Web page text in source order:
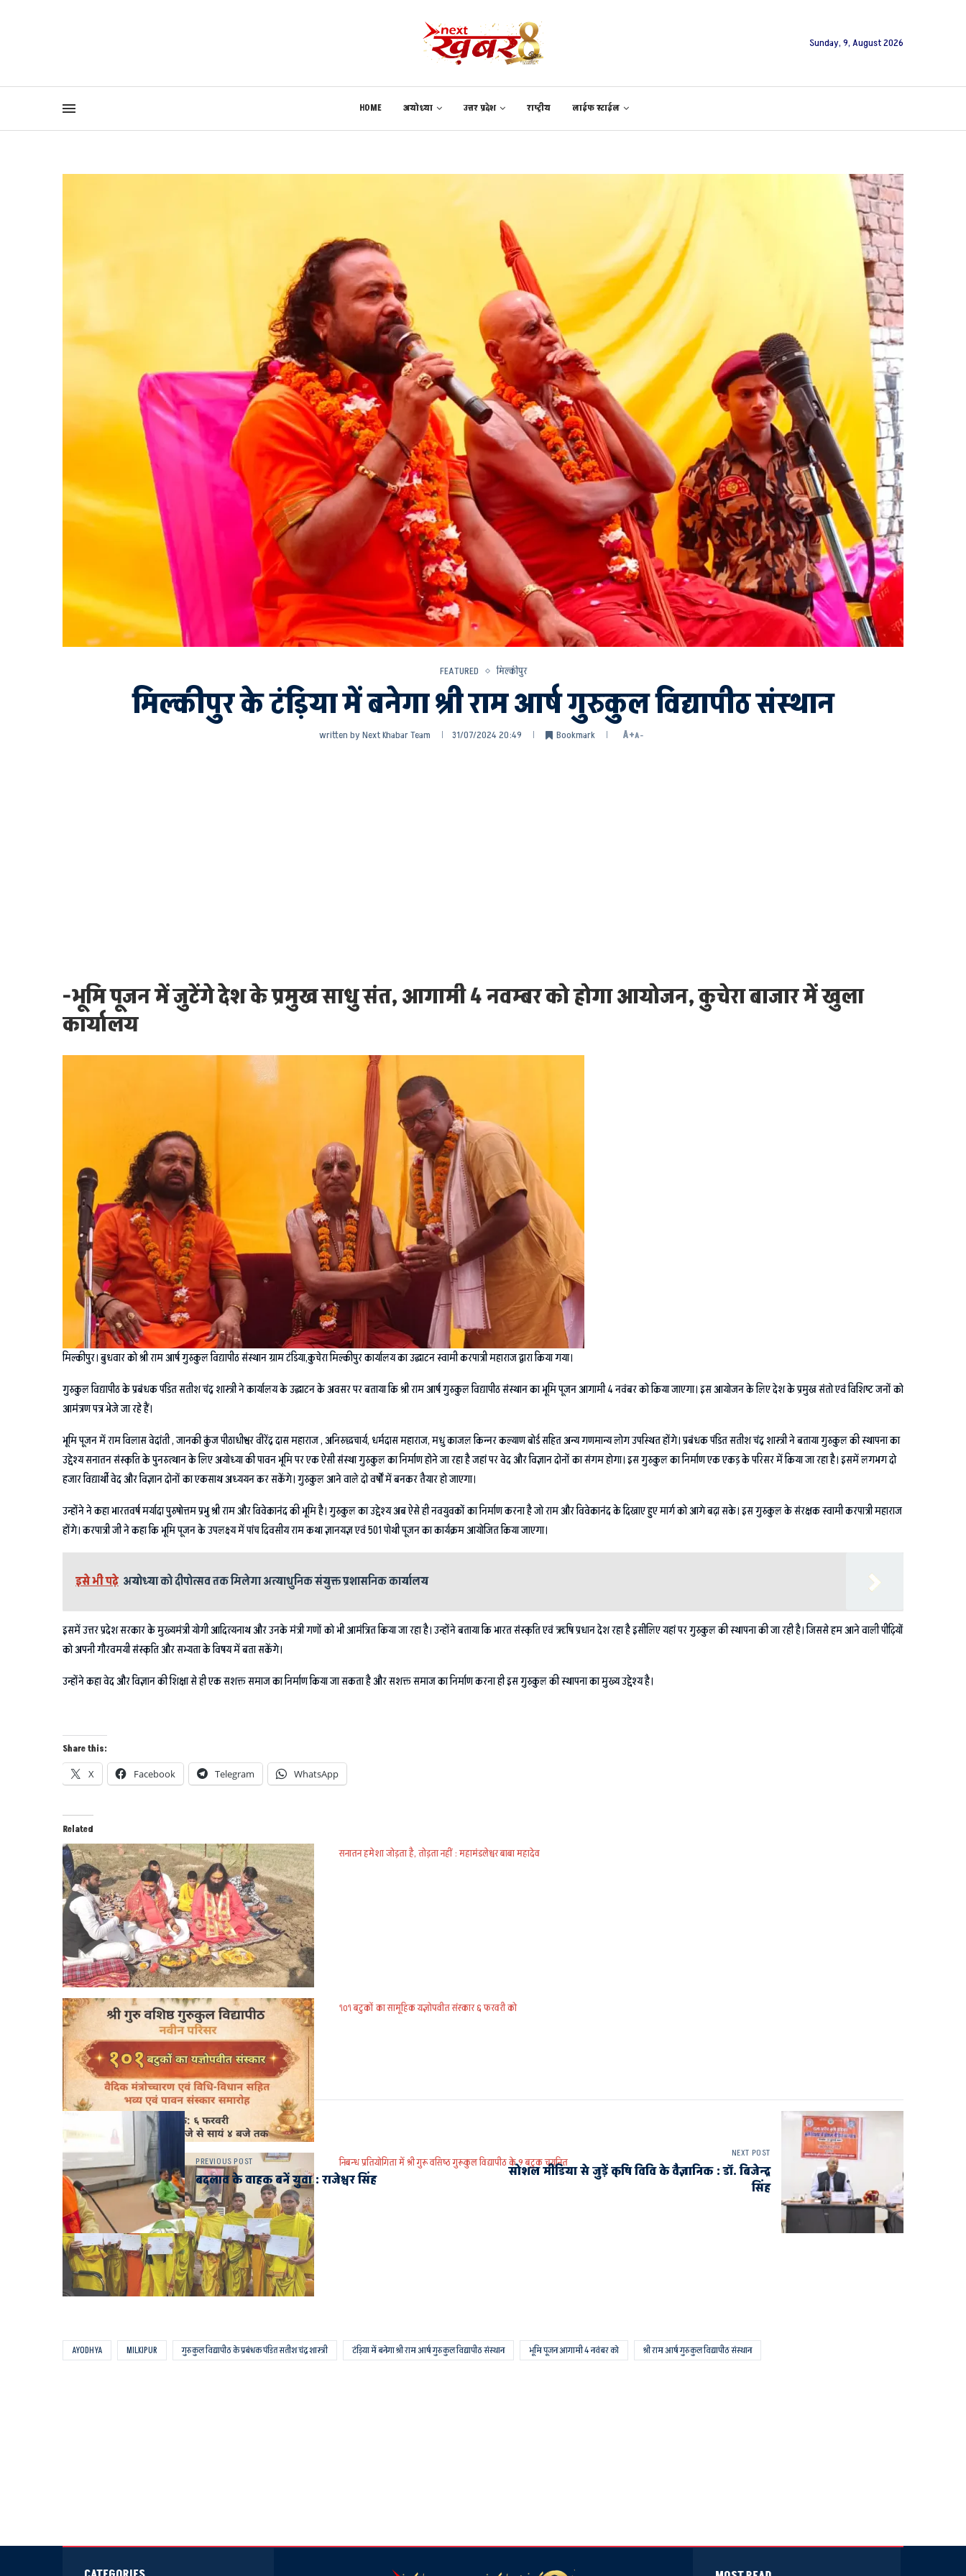
Sunday, 9, August 2026
HOME अयोध्या उत्तर प्रदेश राष्ट्रीय लाईफ स्टाईल
FEATURED मिल्कीपुर
मिल्कीपुर के टंड़िया में बनेगा श्री राम आर्ष गुरुकुल विद्यापीठ संस्थान
written byNext Khabar Team 31/07/2024 20:49 Bookmark A+A-
-भूमि पूजन में जुटेंगे देश के प्रमुख साधु संत, आगामी 4 नवम्बर को होगा आयोजन, कुचेरा बाजार में खुला
कार्यालय
मिल्कीपुर। बुधवार को श्री राम आर्ष गुरुकुल विद्यापीठ संस्थान ग्राम टंडिया,कुचेरा मिल्कीपुर कार्यालय का उद्घाटन स्वामी करपात्री महाराज द्वारा किया गया।
गुरुकुल विद्यापीठ के प्रबंधक पंडित सतीश चंद्र शास्त्री ने कार्यालय के उद्घाटन के अवसर पर बताया कि श्री राम आर्ष गुरुकुल विद्यापीठ संस्थान का भूमि पूजन आगामी 4 नवंबर को किया जाएगा। इस आयोजन के लिए देश के प्रमुख संतो एवं विशिष्ट जनों को
आमंत्रण पत्र भेजे जा रहे हैं।
भूमि पूजन में राम विलास वेदांती , जानकी कुंज पीठाधीश्वर वीरेंद्र दास महाराज , अनिरुद्धचार्य, धर्मदास महाराज, मधु काजल किन्नर कल्याण बोर्ड सहित अन्य गणमान्य लोग उपस्थित होंगे। प्रबंधक पंडित सतीश चंद्र शास्त्री ने बताया गुरुकुल की स्थापना का
उद्देश्य सनातन संस्कृति के पुनरुत्थान के लिए अयोध्या की पावन भूमि पर एक ऐसी संस्था गुरुकुल का निर्माण होने जा रहा है जहां पर वेद और विज्ञान दोनों का संगम होगा। इस गुरुकुल का निर्माण एक एकड़ के परिसर में किया जा रहा है। इसमें लगभग दो
हजार विद्यार्थी वेद और विज्ञान दोनों का एकसाथ अध्ययन कर सकेंगे। गुरुकुल आने वाले दो वर्षों में बनकर तैयार हो जाएगा।
उन्होंने ने कहा भारतवर्ष मर्यादा पुरुषोत्तम प्रभु श्री राम और विवेकानंद की भूमि है। गुरुकुल का उद्देश्य अब ऐसे ही नवयुवकों का निर्माण करना है जो राम और विवेकानंद के दिखाए हुए मार्ग को आगे बढ़ा सके। इस गुरुकुल के संरक्षक स्वामी करपात्री महाराज
होंगे। करपात्री जी ने कहा कि भूमि पूजन के उपलक्ष्य में पांच दिवसीय राम कथा ज्ञानयज्ञ एवं 501 पोथी पूजन का कार्यक्रम आयोजित किया जाएगा।
इसे भी पढ़े अयोध्या को दीपोत्सव तक मिलेगा अत्याधुनिक संयुक्त प्रशासनिक कार्यालय
इसमें उत्तर प्रदेश सरकार के मुख्यमंत्री योगी आदित्यनाथ और उनके मंत्री गणों को भी आमंत्रित किया जा रहा है। उन्होंने बताया कि भारत संस्कृति एवं ऋषि प्रधान देश रहा है इसीलिए यहां पर गुरुकुल की स्थापना की जा रही है। जिससे हम आने वाली पीढ़ियों
को अपनी गौरवमयी संस्कृति और सभ्यता के विषय में बता सकेंगे।
उन्होंने कहा वेद और विज्ञान की शिक्षा से ही एक सशक्त समाज का निर्माण किया जा सकता है और सशक्त समाज का निर्माण करना ही इस गुरुकुल की स्थापना का मुख्य उद्देश्य है।
Share this:
X Facebook Telegram WhatsApp
Related
सनातन हमेशा जोड़ता है, तोड़ता नहीं : महामंडलेश्वर बाबा महादेव
१०१ बटुकों का सामूहिक यज्ञोपवीत संस्कार ६ फरवरी को
निबन्ध प्रतियोगिता में श्री गुरू वसिष्ठ गुरूकुल विद्यापीठ के 9 बटुक चयनित
AYODHYA MILKIPUR गुरुकुल विद्यापीठ के प्रबंधक पंडित सतीश चंद्र शास्त्री टंड़िया में बनेगा श्री राम आर्ष गुरुकुल विद्यापीठ संस्थान भूमि पूजन आगामी 4 नवंबर को श्री राम आर्ष गुरुकुल विद्यापीठ संस्थान
PREVIOUS POST
बदलाव के वाहक बनें युवा : राजेश्वर सिंह
NEXT POST
सोशल मीडिया से जुड़ें कृषि विवि के वैज्ञानिक : डॉ. बिजेन्द्र
सिंह